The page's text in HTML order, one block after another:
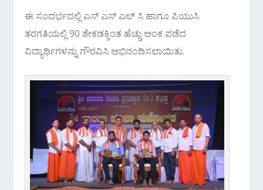
ಈ ಸಂದರ್ಭದಲ್ಲಿ ಎಸ್ ಎಸ್ ಎಲ್ ಸಿ ಹಾಗೂ ಪಿಯುಸಿ
ತರಗತಿಯಲ್ಲಿ 90 ಶೇಕಡಕ್ಕಿಂತ ಹೆಚ್ಚು ಅಂಕ ಪಡೆದ
ವಿದ್ಯಾರ್ಥಿಗಳನ್ನು ಗೌರವಿಸಿ ಅಭಿನಂದಿಸಲಾಯಿತು.